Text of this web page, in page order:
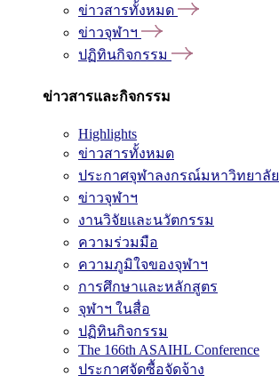
ข่าวสารทั้งหมด
ข่าวจุฬาฯ
ปฏิทินกิจกรรม
ข่าวสารและกิจกรรม
Highlights
ข่าวสารทั้งหมด
ประกาศจุฬาลงกรณ์มหาวิทยาลัย
ข่าวจุฬาฯ
งานวิจัยและนวัตกรรม
ความร่วมมือ
ความภูมิใจของจุฬาฯ
การศึกษาและหลักสูตร
จุฬาฯ ในสื่อ
ปฏิทินกิจกรรม
The 166th ASAIHL Conference
ประกาศจัดซื้อจัดจ้าง